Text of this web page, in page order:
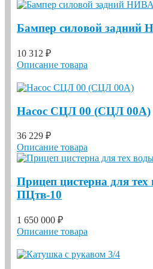
Бампер силовой задний
10 312 ₽
Описание товара
Насос СЦЛ 00 (СЦЛ 00А)
36 229 ₽
Описание товара
Прицеп цистерна для тех
ПЦтв-10
1 650 000 ₽
Описание товара